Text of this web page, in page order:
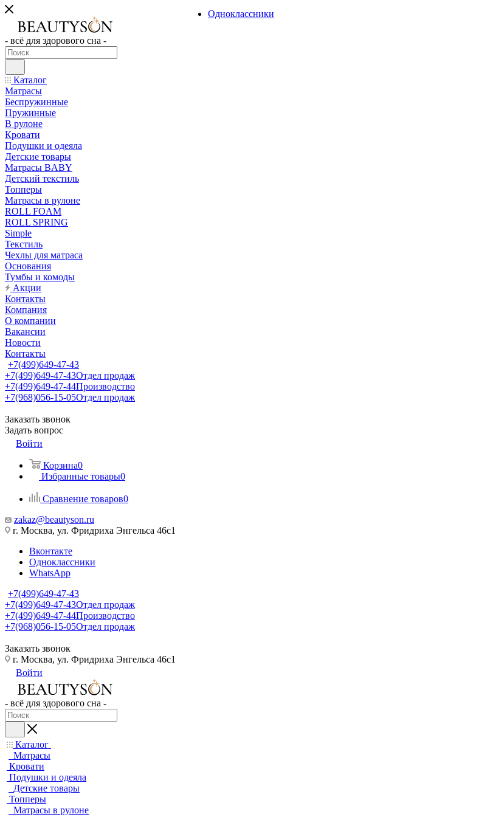
- всё для здорового сна -
Каталог
Матрасы
Беспружинные
Пружинные
В рулоне
Кровати
Подушки и одеяла
Детские товары
Матрасы BABY
Детский текстиль
Топперы
Матрасы в рулоне
ROLL FOAM
ROLL SPRING
Simple
Текстиль
Чехлы для матраса
Основания
Тумбы и комоды
Акции
Контакты
Компания
О компании
Вакансии
Новости
Контакты
+7(499)649-47-43
+7(499)649-47-43Отдел продаж
+7(499)649-47-44Производство
+7(968)056-15-05Отдел продаж
Заказать звонок
Задать вопрос
Войти
Корзина0
Избранные товары0
Сравнение товаров0
zakaz@beautyson.ru
г. Москва, ул. Фридриха Энгельса 46с1
Вконтакте
Одноклассники
WhatsApp
+7(499)649-47-43
+7(499)649-47-43Отдел продаж
+7(499)649-47-44Производство
+7(968)056-15-05Отдел продаж
Заказать звонок
Одноклассники
г. Москва, ул. Фридриха Энгельса 46с1
Войти
- всё для здорового сна -
Каталог
Матрасы
Кровати
Подушки и одеяла
Детские товары
Топперы
Матрасы в рулоне